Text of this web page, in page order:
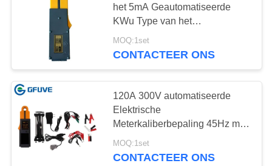
Klem op huidige
transformator
het 5mA Geautomatiseerde
KWu Type van het
Materiaalamerikaanse club van
automobilisten
MOQ:1set
CONTACTEER ONS
120A 300V automatiseerde
Elektrische
Meterkaliberbepaling 45Hz met
Touch screen
MOQ:1set
CONTACTEER ONS